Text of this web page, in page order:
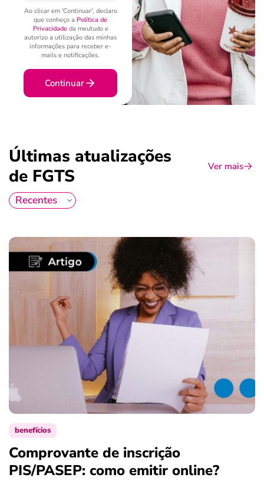
Ao clicar em 'Continuar', declaro
que conheço a Política de
Privacidadeda meutudo e
autorizo a utilização das minhas
informações para receber e-
mails e notificações.
Continuar
Últimas atualizações
de FGTS
Ver mais
benefícios
Comprovante de inscrição
PIS/PASEP: como emitir online?